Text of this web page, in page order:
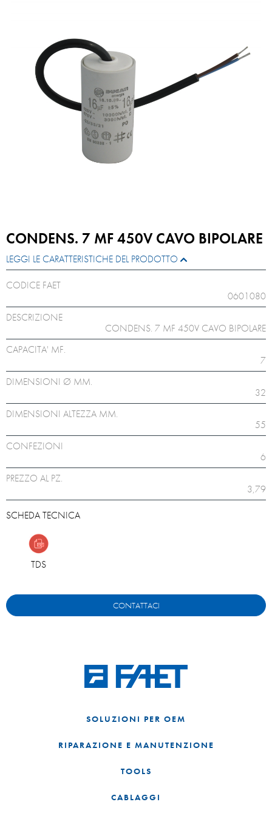
CONDENS. 7 MF 450V CAVO BIPOLARE
LEGGI LE CARATTERISTICHE DEL PRODOTTO
CODICE FAET
0601080
DESCRIZIONE
CONDENS. 7 MF 450V CAVO BIPOLARE
CAPACITA' MF.
7
DIMENSIONI Ø MM.
32
DIMENSIONI ALTEZZA MM.
55
CONFEZIONI
6
PREZZO AL PZ.
3,79
SCHEDA TECNICA
TDS
CONTATTACI
SOLUZIONI PER OEM
RIPARAZIONE E MANUTENZIONE
TOOLS
CABLAGGI